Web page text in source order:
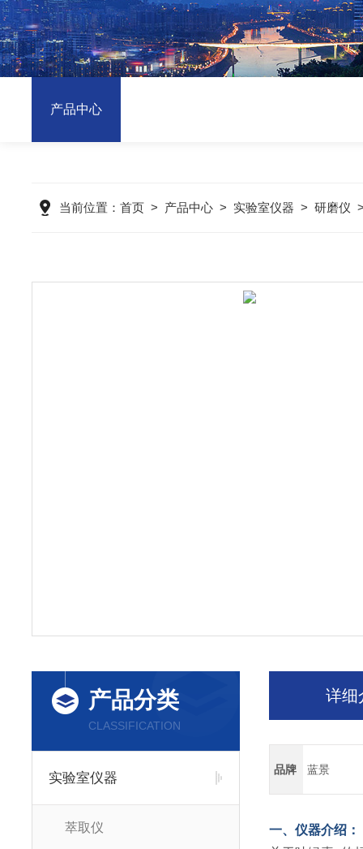
产品中心
当前位置： 首页 > 产品中心 > 实验室仪器 > 研磨仪
产品分类
CLASSIFICATION
实验室仪器
萃取仪
详细
品牌 蓝景
一、仪器介绍：